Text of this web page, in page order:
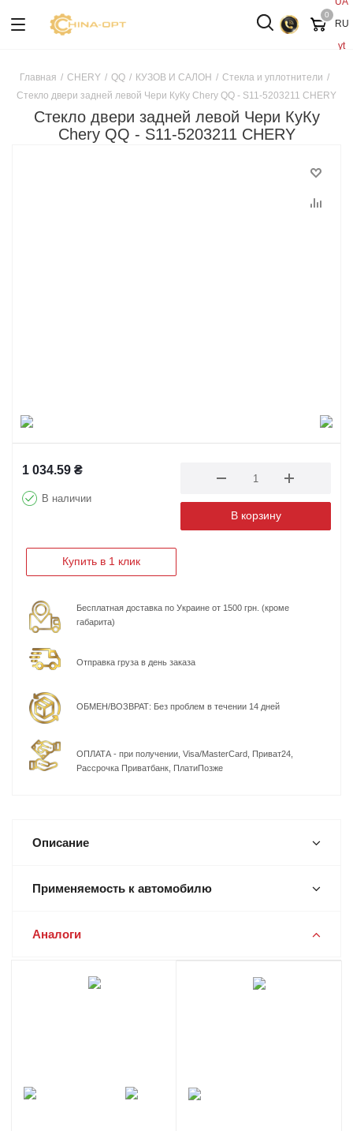
RU
yt
0
Главная / CHERY / QQ / КУЗОВ И САЛОН / Стекла и уплотнители /
Стекло двери задней левой Чери КуКу Chery QQ - S11-5203211 CHERY
Стекло двери задней левой Чери КуКу
Chery QQ - S11-5203211 CHERY
1 034.59 ₴
В наличии
В корзину
Купить в 1 клик
Бесплатная доставка по Украине от 1500 грн. (кроме
габарита)
Отправка груза в день заказа
ОБМЕН/ВОЗВРАТ: Без проблем в течении 14 дней
ОПЛАТА - при получении, Visa/MasterCard, Приват24,
Рассрочка Приватбанк, ПлатиПозже
Описание
Применяемость к автомобилю
Аналоги